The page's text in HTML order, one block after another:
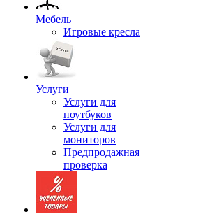
Мебель
Игровые кресла
Услуги
Услуги для
ноутбуков
Услуги для
мониторов
Предпродажная
проверка